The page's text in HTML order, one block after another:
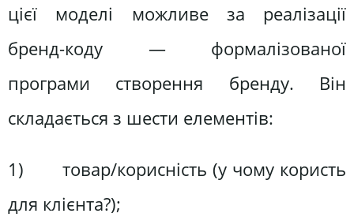
цієї моделі можливе за реалізації
бренд-коду — формалізованої
програми створення бренду. Він
складається з шести елементів:
1) товар/корисність (у чому користь
для клієнта?);